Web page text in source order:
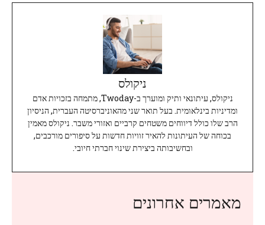
ניקולס
ניקולס, עיתונאי ותיק ומוערך ב-Twoday, מתמחה בזכויות אדם
ומדיניות בינלאומית. בעל תואר שני מהאוניברסיטה העברית, הניסיון
הרב שלו כולל דיווחים משטחים קרביים ואזורי משבר. ניקולס מאמין
בכוחה של העיתונות להאיר זוויות חדשות על סיפורים מורכבים,
ובחשיבותה ביצירת שינוי חברתי חיובי.
מאמרים אחרונים